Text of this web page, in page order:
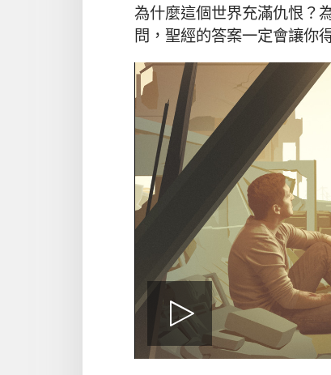
為什麼這個世界充滿仇恨？
問，聖經的答案一定會讓你
播